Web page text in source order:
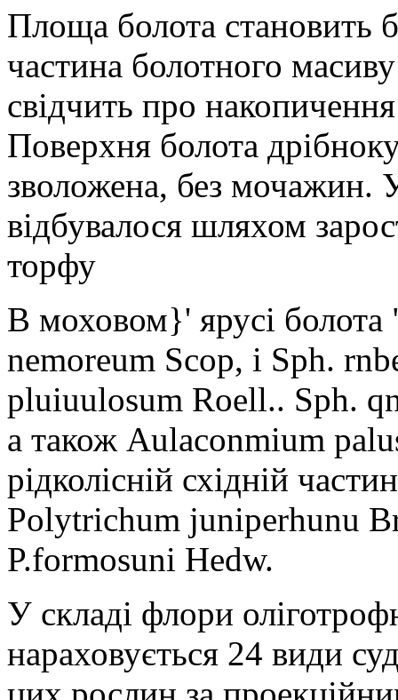
Площа болота становить
частина болотного
свідчить про
Поверхня болота
зволожена, без мочажин.
відбувалося шляхом
торфу
В моховом}' ярусі
nemoreum Scop, і Sph.
pluiuulosum Roell.. Sph.
а також Aulaconmium
рідколісній східній
Polytrichum juniperhunu
P.formosuni Hedw.
У складі флори
нараховується 24 види